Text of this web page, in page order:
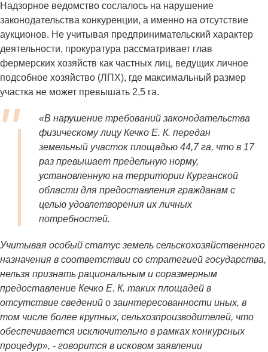
Надзорное ведомство сослалось на нарушение
законодательства конкуренции, а именно на отсутствие
аукционов. Не учитывая предпринимательский характер
деятельности, прокуратура рассматривает глав
фермерских хозяйств как частных лиц, ведущих личное
подсобное хозяйство (ЛПХ), где максимальный размер
участка не может превышать 2,5 га.
«В нарушение требований законодательства
физическому лицу Кечко Е. К. передан
земельный участок площадью 44,7 га, что в 17
раз превышает предельную норму,
установленную на территории Курганской
области для предоставления гражданам с
целью удовлетворения их личных
потребностей.
Учитывая особый статус земель сельскохозяйственного
назначения в соответствии со стратегией государства,
нельзя признать рациональным и соразмерным
предоставление Кечко Е. К. таких площадей в
отсутствие сведений о заинтересованности иных, в
том числе более крупных, сельхозпроизводителей, что
обеспечивается исключительно в рамках конкурсных
процедур», - говорится в исковом заявлении